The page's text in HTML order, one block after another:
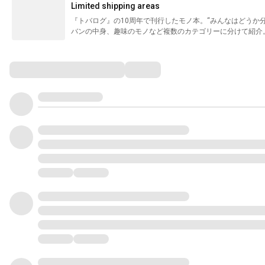
Limited shipping areas
『トバログ』の10周年で刊行したモノ本。“みんなはどう
バンの中身、趣味のモノなど複数のカテゴリーに分けて紹
2025年4月15日発売 224ページ・A5 2,000部 4,400円(本体
身 03_旅をともにする道具 04_暮らしの道具 05_僕のルーツ
Monitor - White P21 Flo Monitor Arm - White P22 EarPods
つくった自作PC P27 Alienware x17 R2 P28 - P29 Vision
ボール - パールホワイト P36 - P37 Zeal PC Clickiez 40g
電源タップ - ホワイト P38 - P39 ディスプレイシリコンケー
Anker 547 Charger (120W) P40 - P41 プロジェクトペーパ
P46 - P47 匠の技 最高級煤竹耳かき P48 - P49 Gorilla
P55 スチールラック スリムラック - ホワイト P56 Panthella
P59 Draw wall clock P60 - P61 ゲームボーイ型のランプ P60
11インチ iPad Pro(第3世代) P78 HALFDAY PACK P79
ー P82 - P83 フラットバッグ 4 P82 - P83 Clipa Polished